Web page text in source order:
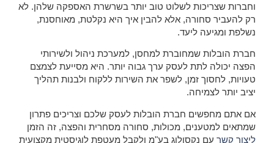
וחברות שצריכות לשלוט טוב יותר בשרשרת האספקה שלהן. לא
רק להעביר סחורה, אלא להבין איך היא נקלטת, מאוחסנת,
נשלפת ומגיעה ליעד.
חברת הובלות שמחוברת למחסן, למערכת ניהול ולשירותי
הפצה יכולה לתת לעסק ערך גבוה יותר. היא מסייעת לצמצם
טעויות, לחסוך זמן, לשפר את השירות ללקוח ולבנות תהליך
יציב יותר לצמיחה.
אם אתם מחפשים חברת הובלות לעסק שלכם וצריכים פתרון
שמתאים למטענים, מכולות, סחורה מסחרית והפצה, זה הזמן
ליצור קשר עם נקסולוג בע"מ ולקבל מעטפת לוגיסטית מקצועית